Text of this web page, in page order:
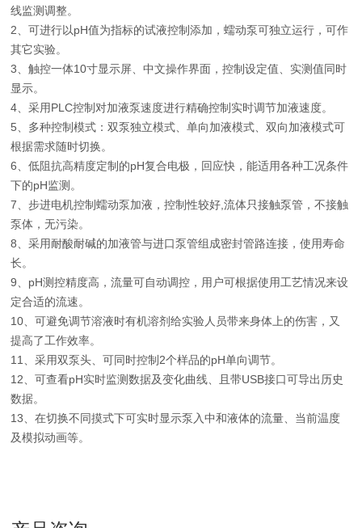
线监测调整。
2、可进行以pH值为指标的试液控制添加，蠕动泵可独立运行，可作
其它实验。
3、触控一体10寸显示屏、中文操作界面，控制设定值、实测值同时
显示。
4、采用PLC控制对加液泵速度进行精确控制实时调节加液速度。
5、多种控制模式：双泵独立模式、单向加液模式、双向加液模式可
根据需求随时切换。
6、低阻抗高精度定制的pH复合电极，回应快，能适用各种工况条件
下的pH监测。
7、步进电机控制蠕动泵加液，控制性较好,流体只接触泵管，不接触
泵体，无污染。
8、采用耐酸耐碱的加液管与进口泵管组成密封管路连接，使用寿命
长。
9、pH测控精度高，流量可自动调控，用户可根据使用工艺情况来设
定合适的流速。
10、可避免调节溶液时有机溶剂给实验人员带来身体上的伤害，又
提高了工作效率。
11、采用双泵头、可同时控制2个样品的pH单向调节。
12、可查看pH实时监测数据及变化曲线、且带USB接口可导出历史
数据。
13、在切换不同摸式下可实时显示泵入中和液体的流量、当前温度
及模拟动画等。